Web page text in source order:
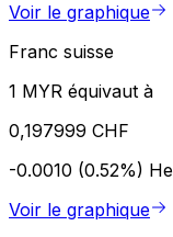
Voir le graphique
Franc suisse
1 MYR équivaut à
0,197999 CHF
-0.0010 (0.52%)
Voir le graphique